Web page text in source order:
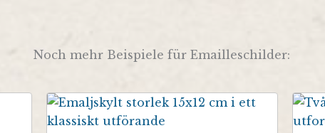
Noch mehr Beispiele für Emailleschilder: